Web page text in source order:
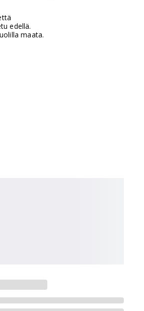
edellä.
maata.